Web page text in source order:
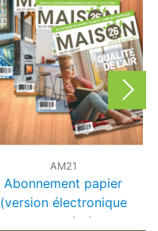
AM21
Abonnement papier
(version électronique
comprise)